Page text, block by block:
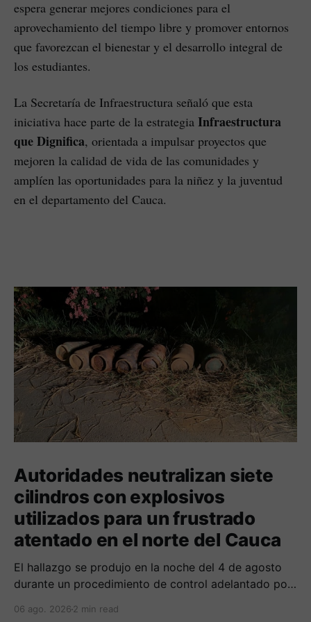
espera generar mejores condiciones para el
aprovechamiento del tiempo libre y promover entornos
que favorezcan el bienestar y el desarrollo integral de
los estudiantes.
La Secretaría de Infraestructura señaló que esta
iniciativa hace parte de la estrategia Infraestructura
que Dignifica, orientada a impulsar proyectos que
mejoren la calidad de vida de las comunidades y
amplíen las oportunidades para la niñez y la juventud
en el departamento del Cauca.
Autoridades neutralizan siete
cilindros con explosivos
utilizados para un frustrado
atentado en el norte del Cauca
El hallazgo se produjo en la noche del 4 de agosto
durante un procedimiento de control adelantado por
06 ago. 2026 2 min read